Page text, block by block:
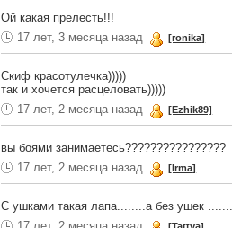
Ой какая прелесть!!!
17 лет, 3 месяца назад
[ronika]
Скиф красотулечка)))))
так и хочется расцеловать)))))
17 лет, 2 месяца назад
[Ezhik89]
вы боями занимаетесь????????????????
17 лет, 2 месяца назад
[Irma]
С ушками такая лапа........а без ушек